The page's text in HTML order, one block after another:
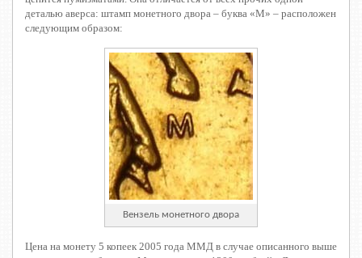
деталью аверса: штамп монетного двора – буква «М» – расположен
следующим образом:
Вензель монетного двора
Цена на монету 5 копеек 2005 года ММД в случае описанного выше